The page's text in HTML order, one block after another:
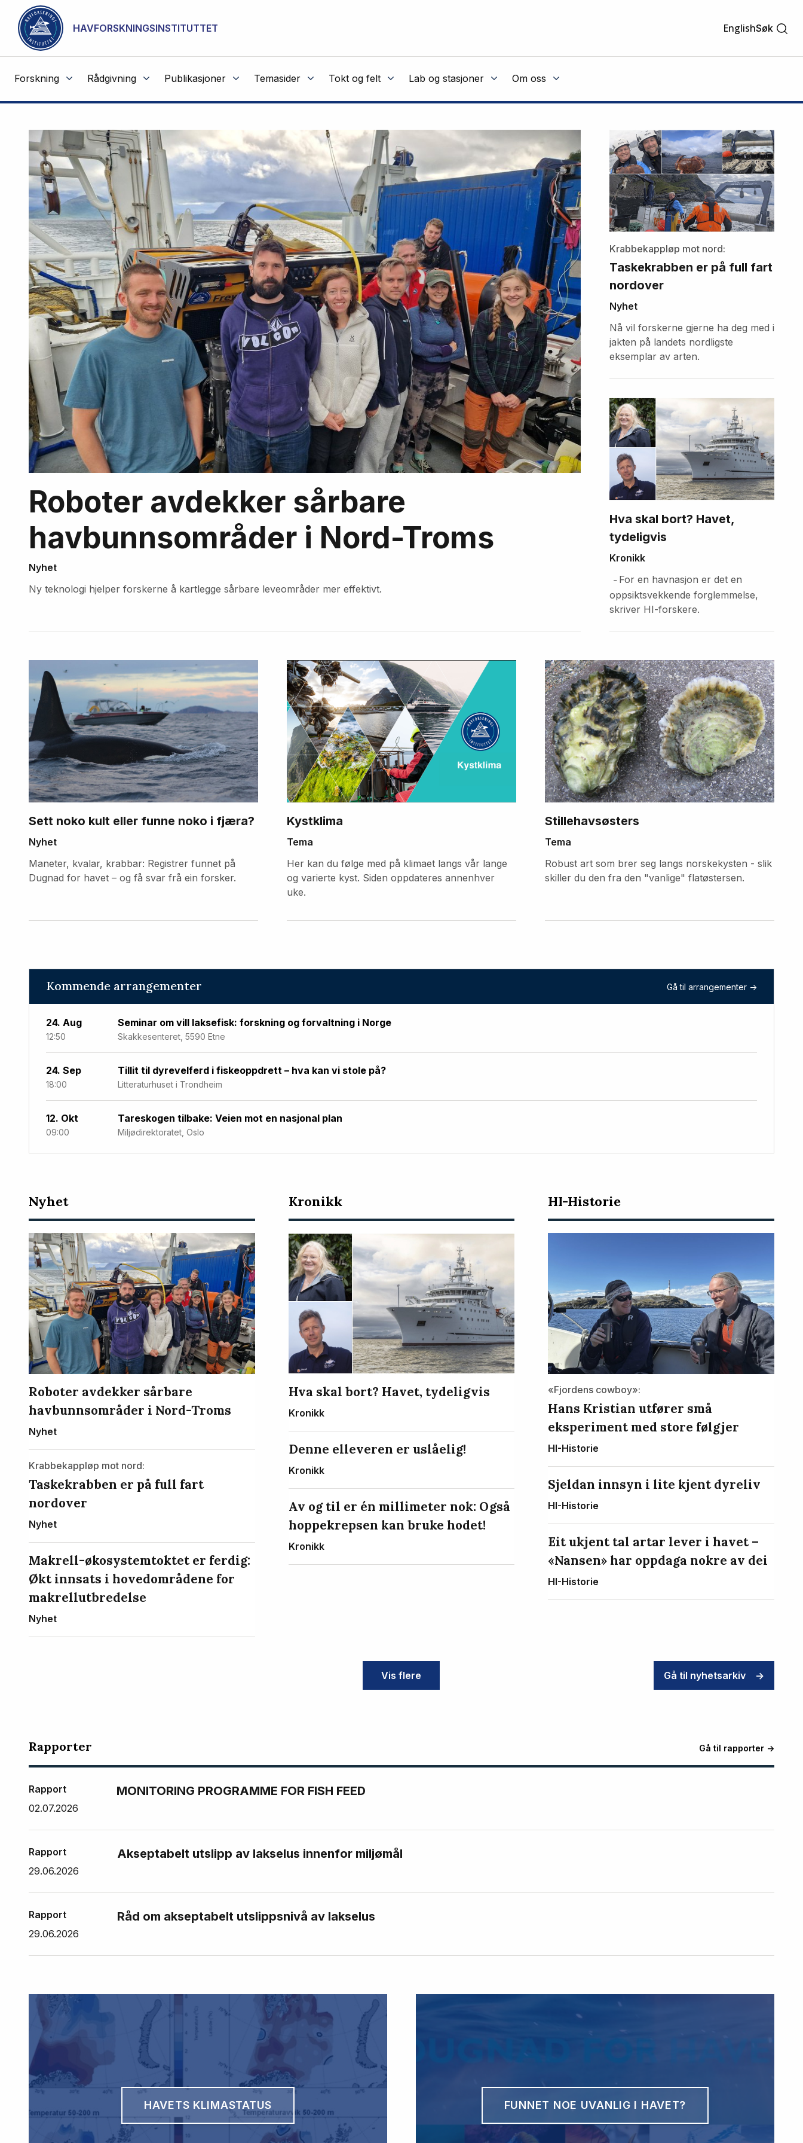
Gå til hovedinnhold
HAVFORSKNINGSINSTITUTTET EnglishSøk
Forskning Rådgivning Publikasjoner Temasider Tokt og felt Lab og stasjoner Om oss
NOT CACHED
Havforskningsinstituttet
Fremhevede
artikler
Roboter avdekker sårbare
havbunnsområder i Nord-Troms
Nyhet
Ny teknologi hjelper forskerne å kartlegge sårbare leveområder mer effektivt.
Krabbekappløp mot nord:
Taskekrabben er på full fart
nordover
Nyhet
Nå vil forskerne gjerne ha deg med i
jakten på landets nordligste
eksemplar av arten.
Hva skal bort? Havet,
tydeligvis
Kronikk
– For en havnasjon er det en
oppsiktsvekkende forglemmelse,
skriver HI-forskere.
Fremhevede
artikler
Sett noko kult eller funne noko i fjæra?
Nyhet
Maneter, kvalar, krabbar: Registrer funnet på
Dugnad for havet – og få svar frå ein forsker.
Kystklima
Tema
Her kan du følge med på klimaet langs vår lange
og varierte kyst. Siden oppdateres annenhver
uke.
Stillehavsøsters
Tema
Robust art som brer seg langs norskekysten - slik
skiller du den fra den "vanlige" flatøstersen.
Kommende arrangementer Gå til arrangementer ->
24. Aug
12:50
Seminar om vill laksefisk: forskning og forvaltning i Norge
Skakkesenteret, 5590 Etne
24. Sep
18:00
Tillit til dyrevelferd i fiskeoppdrett – hva kan vi stole på?
Litteraturhuset i Trondheim
12. Okt
09:00
Tareskogen tilbake: Veien mot en nasjonal plan
Miljødirektoratet, Oslo
Nyeste
artikler
Nyhet
Roboter avdekker sårbare
havbunnsområder i Nord-Troms
Nyhet
Krabbekappløp mot nord:
Taskekrabben er på full fart
nordover
Nyhet
Makrell-økosystemtoktet er ferdig:
Økt innsats i hovedområdene for
makrellutbredelse
Nyhet
Kronikk
Hva skal bort? Havet, tydeligvis
Kronikk
Denne elleveren er uslåelig!
Kronikk
Av og til er én millimeter nok: Også
hoppekrepsen kan bruke hodet!
Kronikk
HI-Historie
«Fjordens cowboy»:
Hans Kristian utfører små
eksperiment med store følgjer
HI-Historie
Sjeldan innsyn i lite kjent dyreliv
HI-Historie
Eit ukjent tal artar lever i havet –
«Nansen» har oppdaga nokre av dei
HI-Historie
Vis flere Gå til nyhetsarkiv ->
Rapporter Gå til rapporter ->
Rapport
02.07.2026
MONITORING PROGRAMME FOR FISH FEED
Rapport
29.06.2026
Akseptabelt utslipp av lakselus innenfor miljømål
Rapport
29.06.2026
Råd om akseptabelt utslippsnivå av lakselus
HAVETS KLIMASTATUS FUNNET NOE UVANLIG I HAVET?